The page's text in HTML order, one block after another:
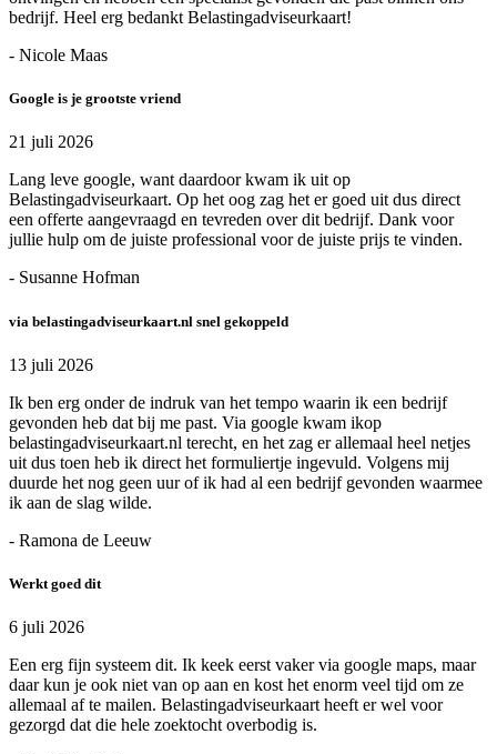
bedrijf. Heel erg bedankt Belastingadviseurkaart!
- Nicole Maas
Google is je grootste vriend
21 juli 2026
Lang leve google, want daardoor kwam ik uit op
Belastingadviseurkaart. Op het oog zag het er goed uit dus direct
een offerte aangevraagd en tevreden over dit bedrijf. Dank voor
jullie hulp om de juiste professional voor de juiste prijs te vinden.
- Susanne Hofman
via belastingadviseurkaart.nl snel gekoppeld
13 juli 2026
Ik ben erg onder de indruk van het tempo waarin ik een bedrijf
gevonden heb dat bij me past. Via google kwam ikop
belastingadviseurkaart.nl terecht, en het zag er allemaal heel netjes
uit dus toen heb ik direct het formuliertje ingevuld. Volgens mij
duurde het nog geen uur of ik had al een bedrijf gevonden waarmee
ik aan de slag wilde.
- Ramona de Leeuw
Werkt goed dit
6 juli 2026
Een erg fijn systeem dit. Ik keek eerst vaker via google maps, maar
daar kun je ook niet van op aan en kost het enorm veel tijd om ze
allemaal af te mailen. Belastingadviseurkaart heeft er wel voor
gezorgd dat die hele zoektocht overbodig is.